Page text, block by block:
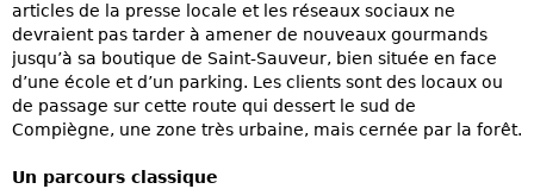
articles de la presse locale et les réseaux sociaux ne
devraient pas tarder à amener de nouveaux gourmands
jusqu’à sa boutique de Saint-Sauveur, bien située en face
d’une école et d’un parking. Les clients sont des locaux ou
de passage sur cette route qui dessert le sud de
Compiègne, une zone très urbaine, mais cernée par la forêt.
Un parcours classique